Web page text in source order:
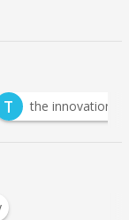
innovation group